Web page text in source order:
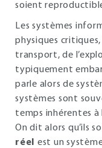
soient
Les systèmes
physiques
transport, de
typiquement
parle alors de
systèmes sont
temps inhérentes
On dit alors qu’ils
réel
est un